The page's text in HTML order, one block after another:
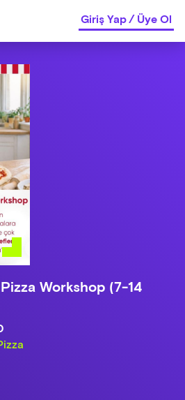
Giriş Yap/Üye Ol
Workshop (7-14